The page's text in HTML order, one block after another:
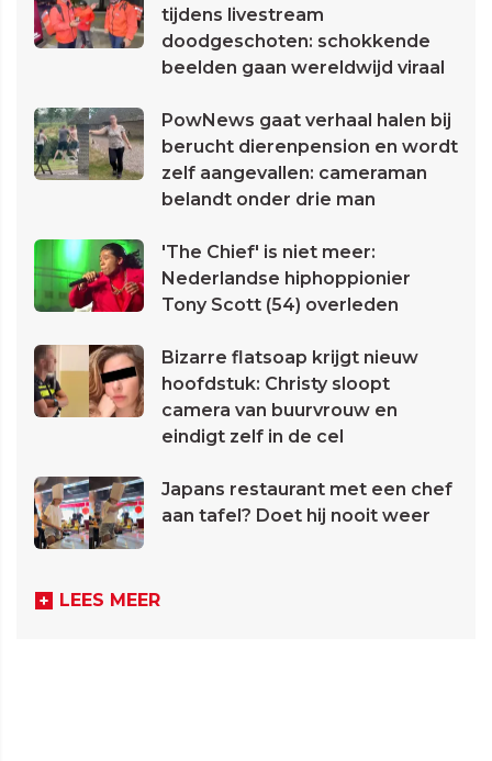
tijdens livestream
doodgeschoten: schokkende
beelden gaan wereldwijd viraal
PowNews gaat verhaal halen bij
berucht dierenpension en wordt
zelf aangevallen: cameraman
belandt onder drie man
'The Chief' is niet meer:
Nederlandse hiphoppionier
Tony Scott (54) overleden
Bizarre flatsoap krijgt nieuw
hoofdstuk: Christy sloopt
camera van buurvrouw en
eindigt zelf in de cel
Japans restaurant met een chef
aan tafel? Doet hij nooit weer
LEES MEER